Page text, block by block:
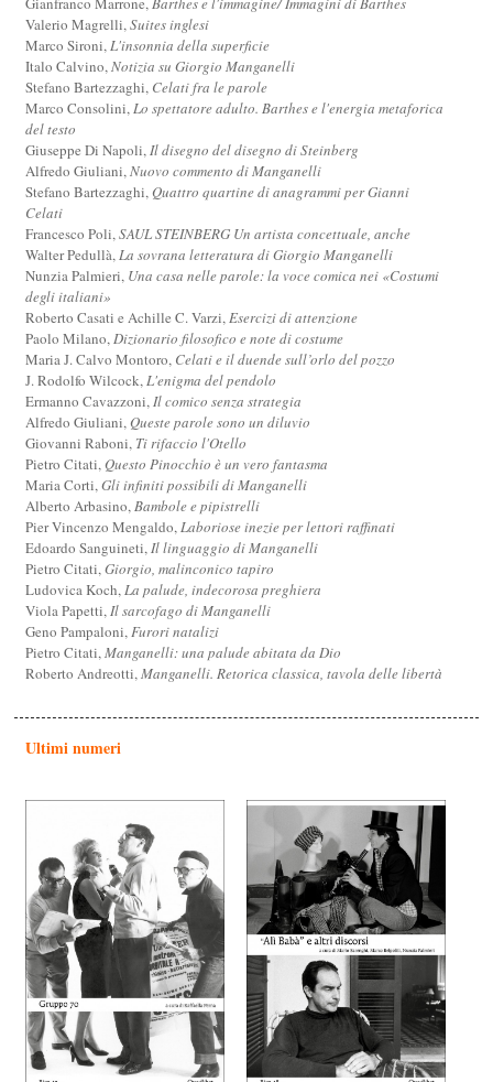
Valerio Magrelli,Suites inglesi
Marco Sironi,L'insonnia della superficie
Italo Calvino,Notizia su Giorgio Manganelli
Stefano Bartezzaghi, Celati fra le parole
Marco Consolini,Lo spettatore adulto. Barthes e l'energia metaforica
del testo
Giuseppe Di Napoli,Il disegno del disegno di Steinberg
Alfredo Giuliani,Nuovo commento di Manganelli
Stefano Bartezzaghi,Quattro quartine di anagrammi per Gianni
Celati
Francesco Poli,SAUL STEINBERG Un artista concettuale, anche
Walter Pedullà,La sovrana letteratura di Giorgio Manganelli
Nunzia Palmieri, Una casa nelle parole: la voce comica nei «Costumi
degli italiani»
Roberto Casati e Achille C. Varzi,Esercizi di attenzione
Paolo Milano,Dizionario filosofico e note di costume
Maria J. Calvo Montoro, Celati e il duende sull’orlo del pozzo
J. Rodolfo Wilcock,L'enigma del pendolo
Ermanno Cavazzoni,Il comico senza strategia
Alfredo Giuliani,Queste parole sono un diluvio
Giovanni Raboni, Ti rifaccio l'Otello
Pietro Citati,Questo Pinocchio è un vero fantasma
Maria Corti,Gli infiniti possibili di Manganelli
Alberto Arbasino,Bambole e pipistrelli
Pier Vincenzo Mengaldo,Laboriose inezie per lettori raffinati
Edoardo Sanguineti,Il linguaggio di Manganelli
Pietro Citati,Giorgio, malinconico tapiro
Ludovica Koch,La palude, indecorosa preghiera
Viola Papetti,Il sarcofago di Manganelli
Geno Pampaloni,Furori natalizi
Pietro Citati,Manganelli: una palude abitata da Dio
Roberto Andreotti,Manganelli. Retorica classica, tavola delle libertà
Ultimi numeri